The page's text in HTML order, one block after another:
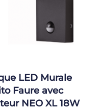
LED Murale
Faure avec
NEO XL 18W